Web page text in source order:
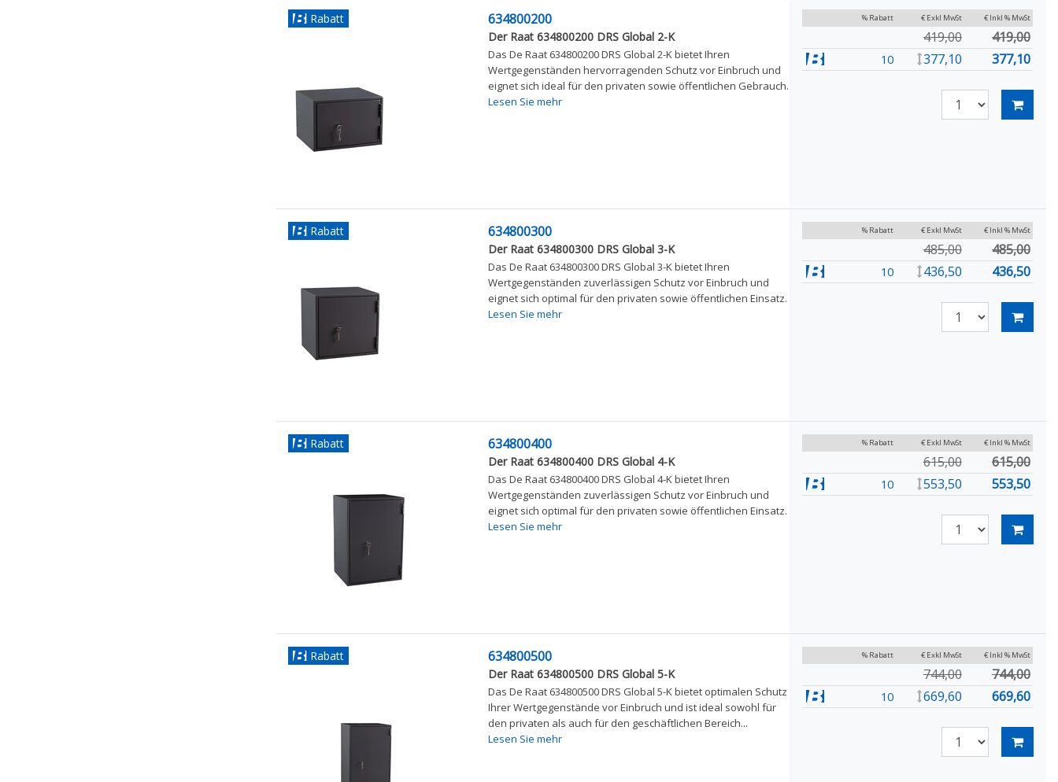
Rabatt 634800200
Der Raat 634800200 DRS Global 2-K
Das De Raat 634800200 DRS Global 2-K bietet Ihren
Wertgegenständen hervorragenden Schutz vor Einbruch und
eignet sich ideal für den privaten sowie öffentlichen Gebrauch.
Lesen Sie mehr
% Rabatt € Exkl MwSt € Inkl % MwSt
419,00 419,00
10 377,10 377,10
Rabatt 634800300
Der Raat 634800300 DRS Global 3-K
Das De Raat 634800300 DRS Global 3-K bietet Ihren
Wertgegenständen zuverlässigen Schutz vor Einbruch und
eignet sich optimal für den privaten sowie öffentlichen Einsatz.
Lesen Sie mehr
% Rabatt € Exkl MwSt € Inkl % MwSt
485,00 485,00
10 436,50 436,50
Rabatt 634800400
Der Raat 634800400 DRS Global 4-K
Das De Raat 634800400 DRS Global 4-K bietet Ihren
Wertgegenständen zuverlässigen Schutz vor Einbruch und
eignet sich optimal für den privaten sowie öffentlichen Einsatz.
Lesen Sie mehr
% Rabatt € Exkl MwSt € Inkl % MwSt
615,00 615,00
10 553,50 553,50
Rabatt 634800500
Der Raat 634800500 DRS Global 5-K
Das De Raat 634800500 DRS Global 5-K bietet optimalen Schutz
Ihrer Wertgegenstände vor Einbruch und ist ideal sowohl für
den privaten als auch für den geschäftlichen Bereich...
Lesen Sie mehr
% Rabatt € Exkl MwSt € Inkl % MwSt
744,00 744,00
10 669,60 669,60